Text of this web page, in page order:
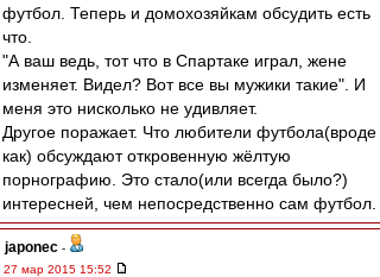
футбол. Теперь и домохозяйкам обсудить есть
что.
"А ваш ведь, тот что в Спартаке играл, жене
изменяет. Видел? Вот все вы мужики такие". И
меня это нисколько не удивляет.
Другое поражает. Что любители футбола(вроде
как) обсуждают откровенную жёлтую
порнографию. Это стало(или всегда было?)
интересней, чем непосредственно сам футбол.
japonec -
27 мар 2015 15:52